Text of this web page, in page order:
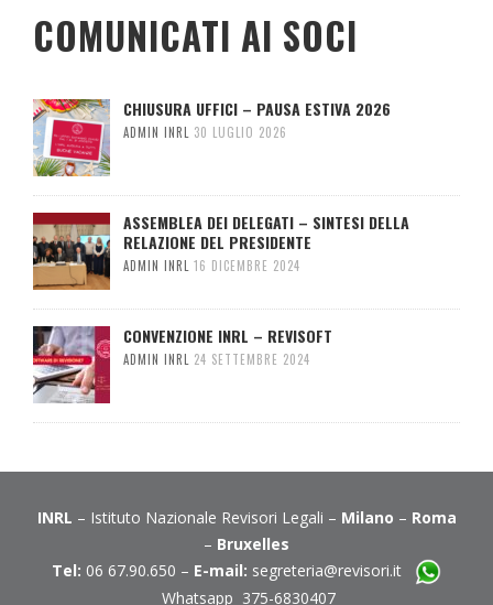
COMUNICATI AI SOCI
CHIUSURA UFFICI – PAUSA ESTIVA 2026
ADMIN INRL 30 LUGLIO 2026
ASSEMBLEA DEI DELEGATI – SINTESI DELLA
RELAZIONE DEL PRESIDENTE
ADMIN INRL 16 DICEMBRE 2024
CONVENZIONE INRL – REVISOFT
ADMIN INRL 24 SETTEMBRE 2024
INRL – Istituto Nazionale Revisori Legali – Milano – Roma
– Bruxelles
Tel: 06 67.90.650 – E-mail: segreteria@revisori.it
Whatsapp 375-6830407